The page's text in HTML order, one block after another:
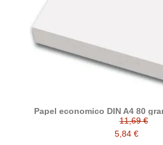
Papel economico DIN A4 80
folios
11,69 €
5,84 €